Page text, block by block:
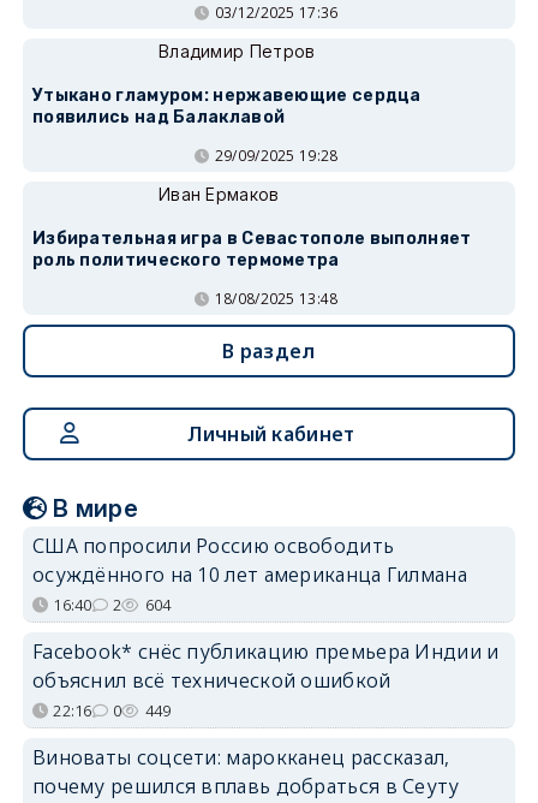
03/12/2025 17:36
Владимир Петров
Утыкано гламуром: нержавеющие сердца
появились над Балаклавой
29/09/2025 19:28
Иван Ермаков
Избирательная игра в Севастополе выполняет
роль политического термометра
18/08/2025 13:48
В раздел
Личный кабинет
В мире
США попросили Россию освободить
осуждённого на 10 лет американца Гилмана
16:40 2 604
Facebook* снёс публикацию премьера Индии и
объяснил всё технической ошибкой
22:16 0 449
Виноваты соцсети: марокканец рассказал,
почему решился вплавь добраться в Сеуту